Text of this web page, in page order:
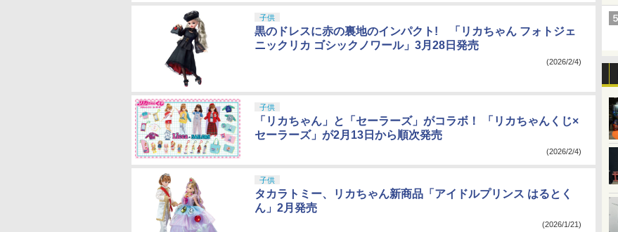
子供
黒のドレスに赤の裏地のインパクト! 「リカちゃん フォトジェ
ニックリカ ゴシックノワール」3月28日発売
(2026/2/4)
子供
「リカちゃん」と「セーラーズ」がコラボ！ 「リカちゃんくじ×
セーラーズ」が2月13日から順次発売
(2026/2/4)
子供
タカラトミー、リカちゃん新商品「アイドルプリンス はるとく
ん」2月発売
(2026/1/21)